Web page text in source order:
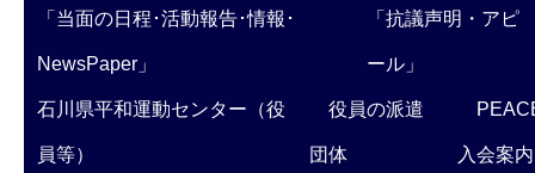
「当面の日程･活動報告･情報･
NewsPaper」
「抗議声明・アピ
ール」
石川県平和運動センター（役
員等）
役員の派遣
団体 入会案内